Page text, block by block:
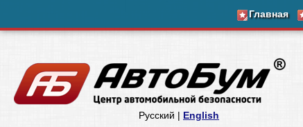
Главная
Русский | English